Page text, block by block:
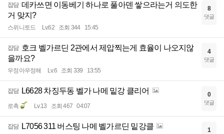
잡담 데카쓰면 이동베기 하나로 풀아덴 쌓으라는거 의도한
거 맞지?
스위니토드 Lv.62 조회 344 15:45
8
댓글
잡담 호크 벨가르딘 2관에서 제압찍는게 효율이 나오지않
을까요?
우정아우정해 Lv.6 조회 339 13:55
4
댓글
잡담 L6628 차징두동 벨가 나메 밑강 클리어
로촉 Lv.13 조회 467 04:07
0
댓글
잡담 L7056 311 버스팅 나메 벨가르딘 밑강클 1